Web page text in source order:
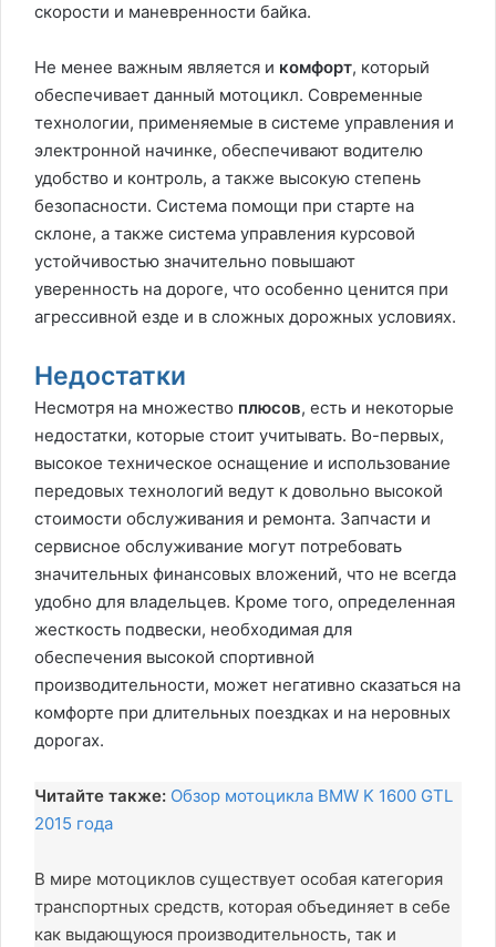
скорости и маневренности байка.
Не менее важным является и комфорт, который
обеспечивает данный мотоцикл. Современные
технологии, применяемые в системе управления и
электронной начинке, обеспечивают водителю
удобство и контроль, а также высокую степень
безопасности. Система помощи при старте на
склоне, а также система управления курсовой
устойчивостью значительно повышают
уверенность на дороге, что особенно ценится при
агрессивной езде и в сложных дорожных условиях.
Недостатки
Несмотря на множество плюсов, есть и некоторые
недостатки, которые стоит учитывать. Во-первых,
высокое техническое оснащение и использование
передовых технологий ведут к довольно высокой
стоимости обслуживания и ремонта. Запчасти и
сервисное обслуживание могут потребовать
значительных финансовых вложений, что не всегда
удобно для владельцев. Кроме того, определенная
жесткость подвески, необходимая для
обеспечения высокой спортивной
производительности, может негативно сказаться на
комфорте при длительных поездках и на неровных
дорогах.
Читайте также: Обзор мотоцикла BMW K 1600 GTL
2015 года
В мире мотоциклов существует особая категория
транспортных средств, которая объединяет в себе
как выдающуюся производительность, так и